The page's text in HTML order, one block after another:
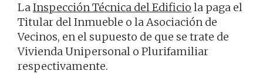
LaInspección Técnica del Edificio la paga el
Titular del Inmueble o la Asociación de
Vecinos, en el supuesto de que se trate de
Vivienda Unipersonal o Plurifamiliar
respectivamente.